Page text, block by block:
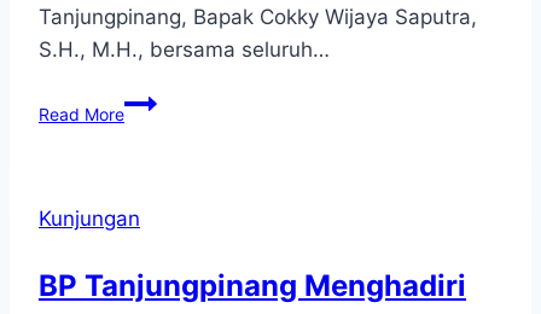
Tanjungpinang, Bapak Cokky Wijaya Saputra,
S.H., M.H., bersama seluruh…
Read More
Silaturahmi
BP
dan
Bintan
Kunjungan
BP Tanjungpinang Menghadiri